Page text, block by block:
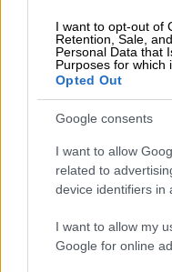
I want to opt-out of
Retention, Sale,
Personal Data that
Purposes for which
Opted Out
Google consents
I want to allow
related to
device identifiers in
I want to allow my
Google for online
ΣΥΡΙΖΑ να
ΠΑΣΟΚ-ΚΙΝΑΛ:
της GPO ο ΣΥΡΙΖΑ
δεύτερη θέση με
ΠΑΣΟΚ. Το πλέον
είναι πτωτική
βρίσκεται στο
λάθους), κάτι το
όλες τις
εβδομάδων.